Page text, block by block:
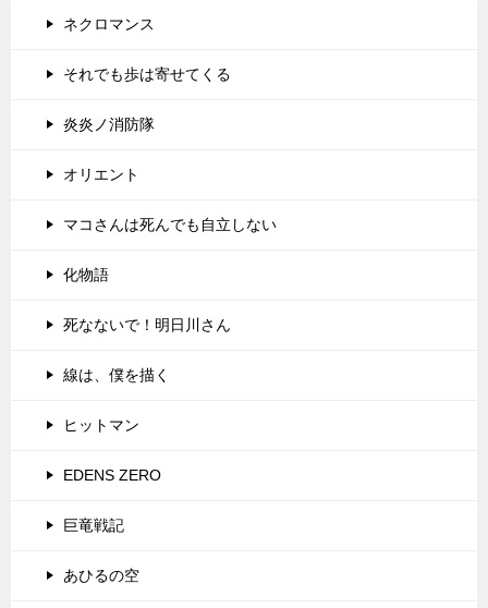
ネクロマンス
それでも歩は寄せてくる
炎炎ノ消防隊
オリエント
マコさんは死んでも自立しない
化物語
死なないで！明日川さん
線は、僕を描く
ヒットマン
EDENS ZERO
巨竜戦記
あひるの空